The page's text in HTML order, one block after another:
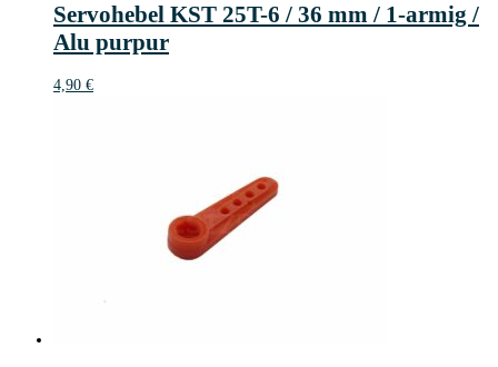
Servohebel KST 25T-6 / 36 mm / 1-armig /
Alu purpur
4,90 €